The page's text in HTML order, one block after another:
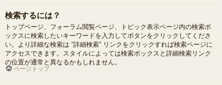
検索するには？
トップページ、フォーラム閲覧ページ、トピック表示ページ内の検索ボ
ックスに検索したいキーワードを入力してボタンをクリックしてくださ
い。より詳細な検索は “詳細検索” リンクをクリックすれば検索ページに
アクセスできます。スタイルによっては検索ボックスと詳細検索リンク
の位置が通常と異なるかもしれません。
ページトップ